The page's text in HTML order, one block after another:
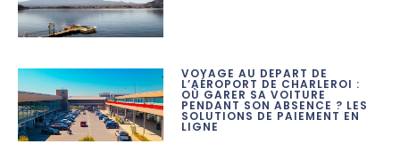
VOYAGE AU DÉPART DE
L’AÉROPORT DE CHARLEROI :
OÙ GARER SA VOITURE
PENDANT SON ABSENCE ? LES
SOLUTIONS DE PAIEMENT EN
LIGNE